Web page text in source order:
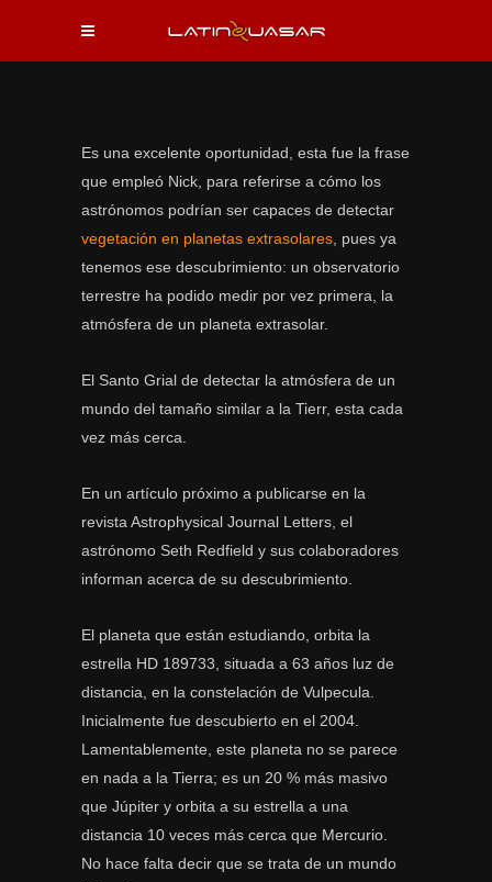
Es una excelente oportunidad, esta fue la frase
que empleó Nick, para referirse a cómo los
astrónomos podrían ser capaces de detectar
vegetación en planetas extrasolares , pues ya
tenemos ese descubrimiento: un observatorio
terrestre ha podido medir por vez primera, la
atmósfera de un planeta extrasolar.
El Santo Grial de detectar la atmósfera de un
mundo del tamaño similar a la Tierr, esta cada
vez más cerca.
En un artículo próximo a publicarse en la
revista Astrophysical Journal Letters, el
astrónomo Seth Redfield y sus colaboradores
informan acerca de su descubrimiento.
El planeta que están estudiando, orbita la
estrella HD 189733, situada a 63 años luz de
distancia, en la constelación de Vulpecula.
Inicialmente fue descubierto en el 2004.
Lamentablemente, este planeta no se parece
en nada a la Tierra; es un 20 % más masivo
que Júpiter y orbita a su estrella a una
distancia 10 veces más cerca que Mercurio.
No hace falta decir que se trata de un mundo